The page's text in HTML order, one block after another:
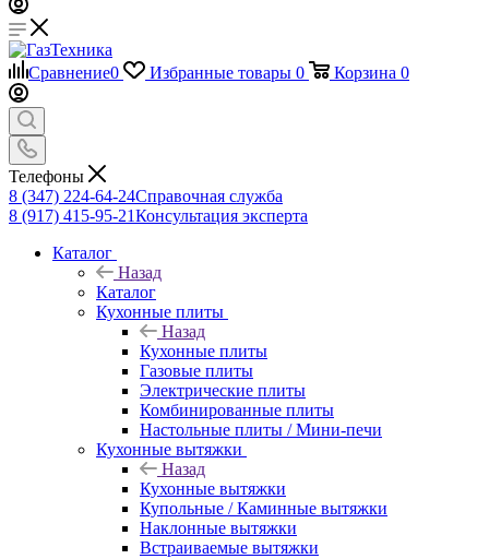
Сравнение0 Избранные товары 0 Корзина 0
Телефоны
8 (347) 224-64-24Справочная служба
8 (917) 415-95-21Консультация эксперта
Каталог
Назад
Каталог
Кухонные плиты
Назад
Кухонные плиты
Газовые плиты
Электрические плиты
Комбинированные плиты
Настольные плиты / Мини-печи
Кухонные вытяжки
Назад
Кухонные вытяжки
Купольные / Каминные вытяжки
Наклонные вытяжки
Встраиваемые вытяжки